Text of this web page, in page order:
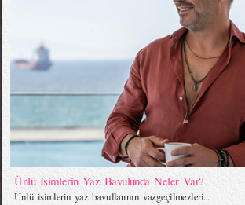
Ünlü İsimlerin Yaz Bavulunda Neler Var?
Ünlü isimlerin yaz bavullarının vazgeçilmezleri...